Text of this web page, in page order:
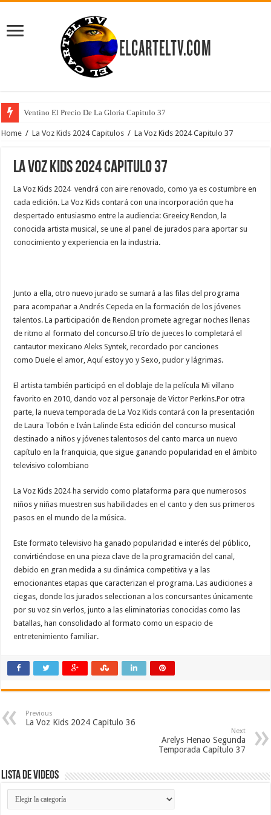
Ventino El Precio De La Gloria Capitulo 37
Home / La Voz Kids 2024 Capitulos / La Voz Kids 2024 Capitulo 37
La Voz Kids 2024 Capitulo 37
La Voz Kids 2024 vendrá con aire renovado, como ya es costumbre en
cada edición. La Voz Kids contará con una incorporación que ha
despertado entusiasmo entre la audiencia: Greeicy Rendon, la
conocida artista musical, se une al panel de jurados para aportar su
conocimiento y experiencia en la industria.
Junto a ella, otro nuevo jurado se sumará a las filas del programa
para acompañar a Andrés Cepeda en la formación de los jóvenes
talentos. La participación de Rendon promete agregar noches llenas
de ritmo al formato del concurso.El trío de jueces lo completará el
cantautor mexicano Aleks Syntek, recordado por canciones
como Duele el amor, Aquí estoy yo y Sexo, pudor y lágrimas.
El artista también participó en el doblaje de la película Mi villano
favorito en 2010, dando voz al personaje de Victor Perkins.Por otra
parte, la nueva temporada de La Voz Kids contará con la presentación
de Laura Tobón e Iván Lalinde Esta edición del concurso musical
destinado a niños y jóvenes talentosos del canto marca un nuevo
capítulo en la franquicia, que sigue ganando popularidad en el ámbito
televisivo colombiano
La Voz Kids 2024 ha servido como plataforma para que numerosos
niños y niñas muestren sus habilidades en el canto y den sus primeros
pasos en el mundo de la música.
Este formato televisivo ha ganado popularidad e interés del público,
convirtiéndose en una pieza clave de la programación del canal,
debido en gran medida a su dinámica competitiva y a las
emocionantes etapas que caracterizan el programa. Las audiciones a
ciegas, donde los jurados seleccionan a los concursantes únicamente
por su voz sin verlos, junto a las eliminatorias conocidas como las
batallas, han consolidado al formato como unespacio de
entretenimiento familiar.
Previous
La Voz Kids 2024 Capitulo 36
Next
Arelys Henao Segunda
Temporada Capítulo 37
Lista de Videos
Lista
de
Videos